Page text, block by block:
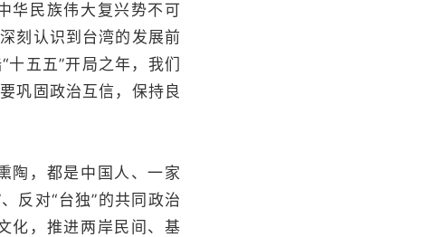
华民族伟大复兴势不可
刻认识到台湾的发展前
五五”开局之年，我们
巩固政治互信，保持良
，都是中国人、一家
反对“台独”的共同政治
化，推进两岸民间、基